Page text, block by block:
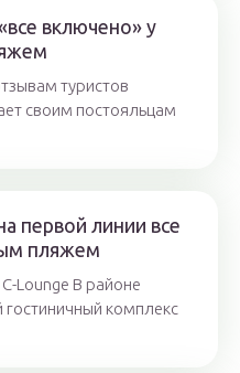
включено» у
туристов
своим постояльцам
первой линии все
пляжем
Lounge В районе
гостиничный комплекс